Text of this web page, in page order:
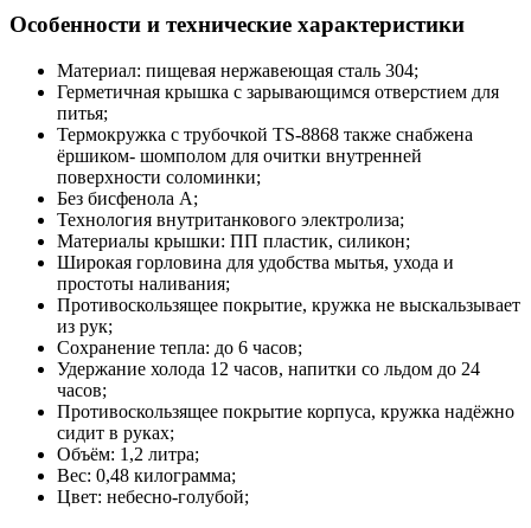
Особенности и технические характеристики
Материал: пищевая нержавеющая сталь 304;
Герметичная крышка с зарывающимся отверстием для
питья;
Термокружка с трубочкой TS-8868 также снабжена
ёршиком- шомполом для очитки внутренней
поверхности соломинки;
Без бисфенола А;
Технология внутританкового электролиза;
Материалы крышки: ПП пластик, силикон;
Широкая горловина для удобства мытья, ухода и
простоты наливания;
Противоскользящее покрытие, кружка не выскальзывает
из рук;
Сохранение тепла: до 6 часов;
Удержание холода 12 часов, напитки со льдом до 24
часов;
Противоскользящее покрытие корпуса, кружка надёжно
сидит в руках;
Объём: 1,2 литра;
Вес: 0,48 килограмма;
Цвет: небесно-голубой;